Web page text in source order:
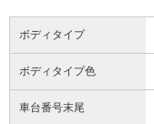
ボディタイプ
ボディタイプ色
車台番号末尾